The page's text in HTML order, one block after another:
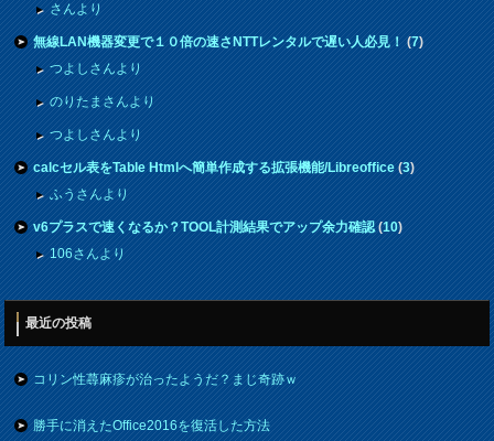
さんより
無線LAN機器変更で１０倍の速さNTTレンタルで遅い人必見！(7)
つよしさんより
のりたまさんより
つよしさんより
calcセル表をTable Htmlへ簡単作成する拡張機能/Libreoffice(3)
ふうさんより
v6プラスで速くなるか？TOOL計測結果でアップ余力確認(10)
106さんより
最近の投稿
コリン性蕁麻疹が治ったようだ？まじ奇跡ｗ
勝手に消えたOffice2016を復活した方法